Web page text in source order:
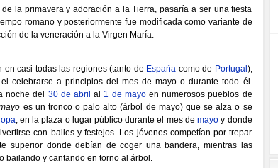
la primavera y adoración a la Tierra, pasaría a ser una fiesta
romano y posteriormente fue modificada como variante de
de la veneración a la Virgen María.
en casi todas las regiones (tanto de España como de Portugal),
celebrarse a principios del mes de mayo o durante todo él.
noche del 30 de abril al 1 de mayoen numerosos pueblos de
es un tronco o palo alto (árbol de mayo) que se alza o se
, en la plaza o lugar público durante el mes demayo y donde
con bailes y festejos. Los jóvenes competían por trepar
superior donde debían de coger una bandera, mientras las
bailando y cantando en torno al árbol.